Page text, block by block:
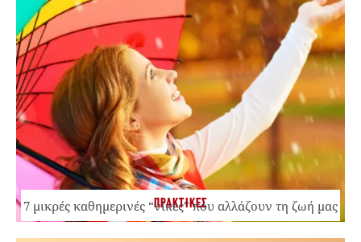
ΠΡΑΚΤΙΚΕΣ
7 μικρές καθημερινές “νίκες” που αλλάζουν τη ζωή μας